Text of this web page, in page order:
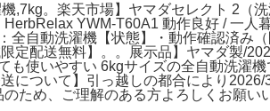
,7kg。楽天市場】ヤマダセレクト 2（
YWM-T60A1 動作良好 / 一人
自動洗濯機【状態】・動作確認済み
定配送無料】。。展示品】ヤマダ製/
使いやすい 6kgサイズの全自動洗濯
いて】引っ越しの都合により2026/
ため、ご理解のある方よろしくお願